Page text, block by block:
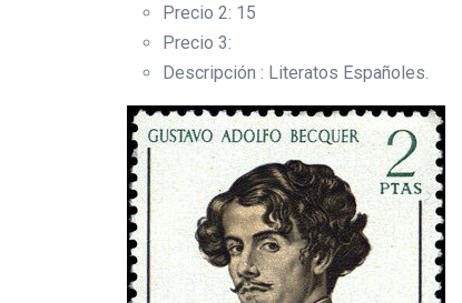
Precio 2: 15
Precio 3:
Descripción : Literatos Españoles.